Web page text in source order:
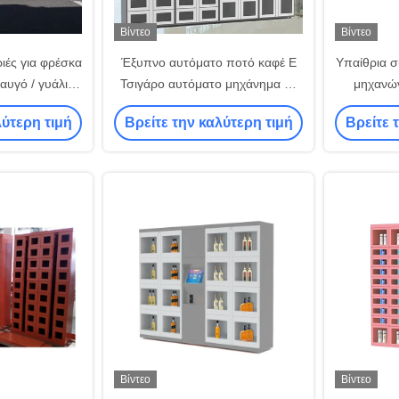
για φρέσκα
/ γυάλινη
τιμή
Βίντεο
Έξυπνο αυτόματο ποτό καφέ E
Τσιγάρο αυτόματο μηχάνημα με
κυψέλη κυττάρων 27 Ντουλάπες
Βρείτε την καλύτερη τιμή
Βίντεο
Υπαίθρια
Βρείτε
Βίντεο Βίντεο